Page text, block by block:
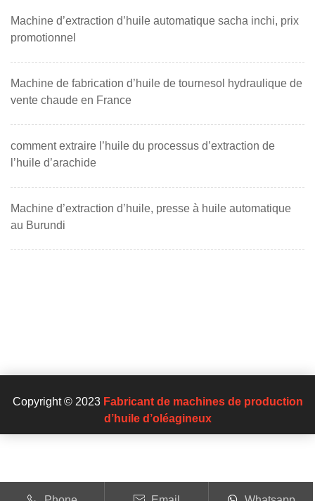
Machine d’extraction d’huile automatique sacha inchi, prix
promotionnel
Machine de fabrication d’huile de tournesol hydraulique de
vente chaude en France
comment extraire l’huile du processus d’extraction de
l’huile d’arachide
Machine d’extraction d’huile, presse à huile automatique
au Burundi
Copyright © 2023 Fabricant de machines de production
d’huile d’oléagineux